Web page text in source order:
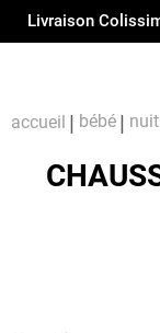
Livraison
accueil bébé